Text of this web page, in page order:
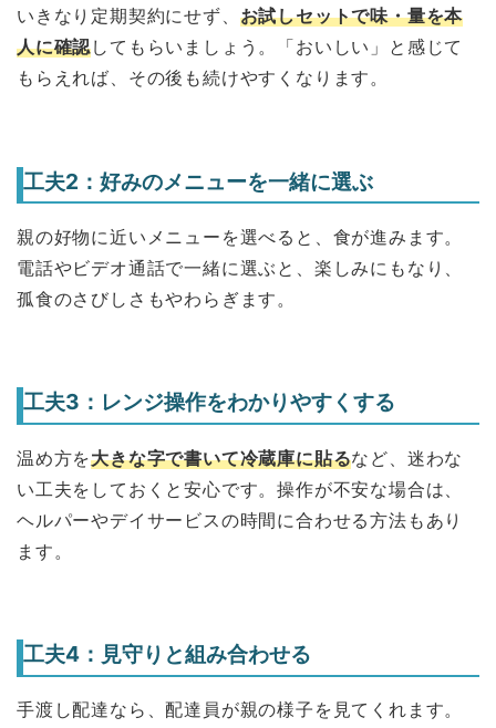
いきなり定期契約にせず、 お試しセットで味・量を本
人に確認してもらいましょう。「おいしい」と感じて
もらえれば、その後も続けやすくなります。
工夫2：好みのメニューを一緒に選ぶ
親の好物に近いメニューを選べると、食が進みます。
電話やビデオ通話で一緒に選ぶと、楽しみにもなり、
孤食のさびしさもやわらぎます。
工夫3：レンジ操作をわかりやすくする
温め方を大きな字で書いて冷蔵庫に貼るなど、迷わな
い工夫をしておくと安心です。操作が不安な場合は、
ヘルパーやデイサービスの時間に合わせる方法もあり
ます。
工夫4：見守りと組み合わせる
手渡し配達なら、配達員が親の様子を見てくれます。